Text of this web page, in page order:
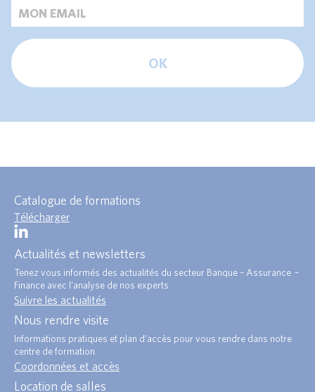
OK
Catalogue de formations
Télécharger
Actualités et newsletters
Tenez vous informés des actualités du secteur Banque – Assurance –
Finance avec l’analyse de nos experts.
Suivre les actualités
Nous rendre visite
Informations pratiques et plan d’accès pour vous rendre dans notre
centre de formation.
Coordonnées et accès
Location de salles